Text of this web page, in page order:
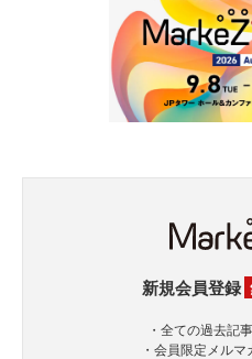
新規会員登録
・全ての過去記
・会員限定メル